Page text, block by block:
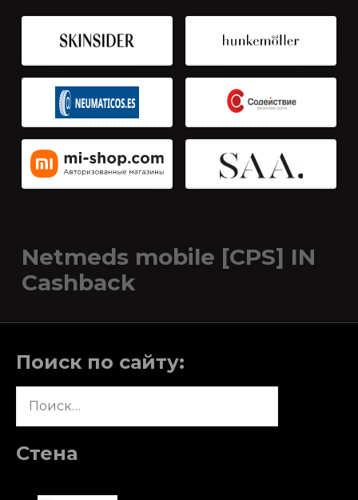
Netmeds mobile [CPS] IN
Cashback
Поиск по сайту:
Стена